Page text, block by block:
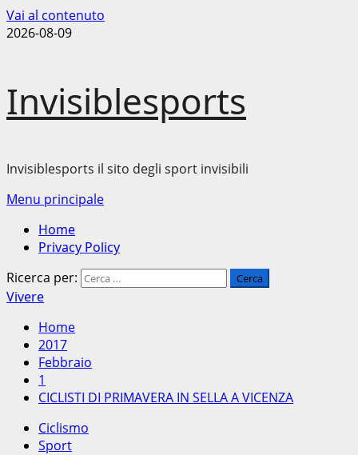
Vai al contenuto
2026-08-09
Invisiblesports
Invisiblesports il sito degli sport invisibili
Menu principale
Home
Privacy Policy
Ricerca per:
Vivere
Home
2017
Febbraio
1
CICLISTI DI PRIMAVERA IN SELLA A VICENZA
Ciclismo
Sport